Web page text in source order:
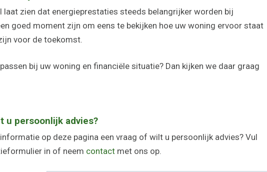
laat zien dat energieprestaties steeds belangrijker worden bij
goed moment zijn om eens te bekijken hoe uw woning ervoor staat
voor de toekomst.
bij uw woning en financiële situatie? Dan kijken we daar graag
u persoonlijk advies?
op deze pagina een vraag of wilt u persoonlijk advies? Vul
in of neem contact met ons op.